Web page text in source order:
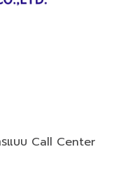
รแบบ Call Center